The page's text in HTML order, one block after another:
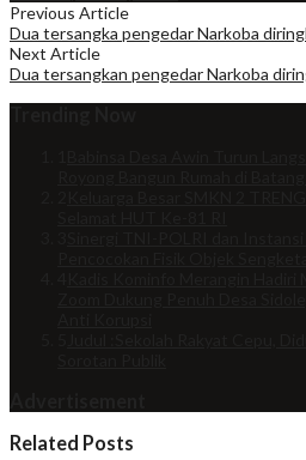
Previous Article
Dua tersangka pengedar Narkoba
Next Article
Dua tersangkan pengedar Narkoba
Related Posts